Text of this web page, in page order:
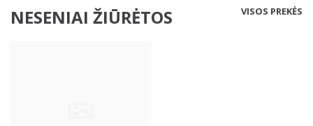
NESENIAI ŽIŪRĖTOS VISOS PREKĖS